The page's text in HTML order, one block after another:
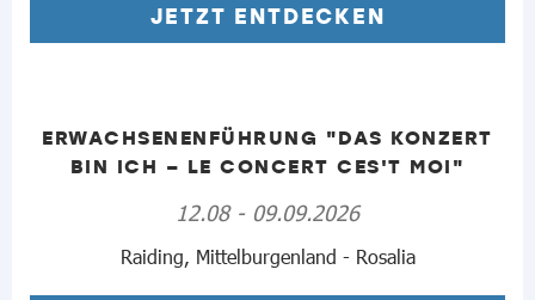
JETZT ENTDECKEN
ERWACHSENENFÜHRUNG "DAS KONZERT
BIN ICH – LE CONCERT CES'T MOI"
12.08 - 09.09.2026
Raiding, Mittelburgenland - Rosalia